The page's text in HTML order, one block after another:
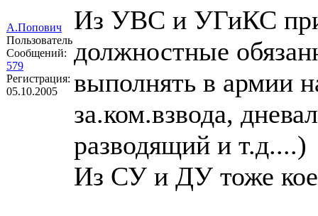
А.Попович
Пользователь
Сообщений:
579
Регистрация:
05.10.2005
Из УВС и УГиКС
должностные
выполнять в армии
за.ком.взвода,
разводящий и т.д....)
Из СУ и ДУ тоже